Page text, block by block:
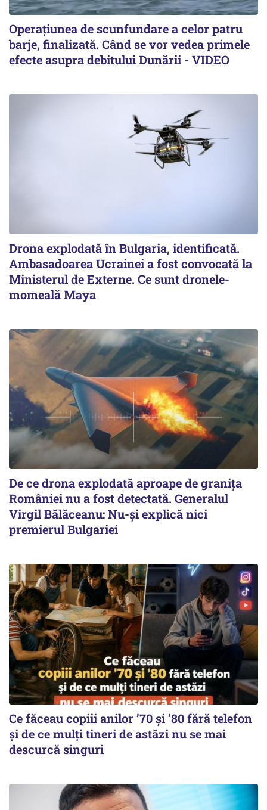
Operațiunea de scunfundare a celor patru
barje, finalizată. Când se vor vedea primele
efecte asupra debitului Dunării - VIDEO
Drona explodată în Bulgaria, identificată.
Ambasadoarea Ucrainei a fost convocată la
Ministerul de Externe. Ce sunt dronele-
momeală Maya
De ce drona explodată aproape de granița
României nu a fost detectată. Generalul
Virgil Bălăceanu: Nu-și explică nici
premierul Bulgariei
Ce făceau copiii anilor ’70 și ’80 fără telefon
și de ce mulți tineri de astăzi nu se mai
descurcă singuri